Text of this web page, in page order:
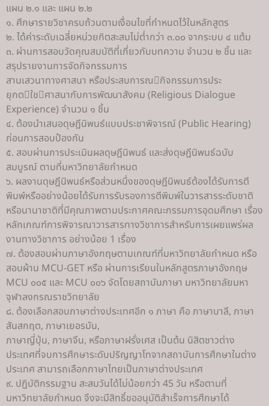
แผน ๒.๑ และ แผน ๒.๒
๑. ศึกษารายวิชาครบถ้วนตามเงื่อนไขที่กำหนดไว้ในหลักสูตร
๒. ได้ค่าระดับเฉลี่ยหน่วยกิตสะสมไม่ต่ำกว่า ๓.๐๐ จากระบบ ๔ แต้ม
๓. ผ่านการสอบวัดคุณสมบัติที่เกี่ยวกับบทความ จำนวน ๒ ชิ้น และ
สรุปรายงานการจัดกิจกรรมการ
สานเสวนาทางศาสนา หรือประสบการณกิจกรรมการประ
ยุกตใชศาสนากับการพัฒนาสังคม (Religious Dialogue
Experience) จำนวน ๑ ชิ้น
๔. ต้องนำเสนอดุษฎีนิพนธ์แบบประชาพิจารณ์ (Public Hearing)
ก่อนการสอบป้องกัน
๕. สอบผ่านการประเมินผลดุษฎีนิพนธ์ และส่งดุษฎีนิพนธ์ฉบับ
สมบูรณ์ ตามที่มหาวิทยาลัยกำหนด
๖. ผลงานดุษฎีนิพนธ์หรือส่วนหนึ่งของดุษฎีนิพนธ์ต้องได้รับการตี
พิมพ์หรืออย่างน้อยได้รับการรับรองการตีพิมพ์ในวารสารระดับชาติ
หรือนานาชาติที่มีคุณภาพตามประกาศคณะกรรมการอุดมศึกษา เรื่อง
หลักเกณฑ์การพิจารณาวารสารทางวิชาการสำหรับการเผยแพร่ผล
งานทางวิชาการ อย่างน้อย 1 เรื่อง
๗. ต้องสอบผ่านภาษาอังกฤษตามเกณฑ์ที่มหาวิทยาลัยกำหนด หรือ
สอบผ้าน MCU-GET หรือ ผ่านการเรียนในหลักสูตรภาษาอังกฤษ
MCU ๐๐๕ และ MCU ๐๐๖ จัดโดยสถาบันภาษา มหาวิทยาลัยมหา
จุฬาลงกรณราชวิทยาลัย
๘. ต้องเลือกสอบภาษาต่างประเทศอีก ๑ ภาษา คือ ภาษาบาลี, ภาษา
สันสกฤต, ภาษาเยอรมัน,
ภาษาญี่ปุ่น, ภาษาจีน, หรือภาษาฝรั่งเศส เป็นต้น นิสิตชาวต่าง
ประเทศที่จบการศึกษาระดับปริญญาโทจากสถาบันการศึกษาในต่าง
ประเทศ สามารถเลือกภาษาไทยเป็นภาษาต่างประเทศ
๙. ปฏิบัติกรรมฐาน สะสมวันได้ไม่น้อยกว่า 45 วัน หรือตามที่
มหาวิทยาลัยกำหนด จึงจะมีสิทธิ์ขออนุมัติสำเร็จการศึกษาได้